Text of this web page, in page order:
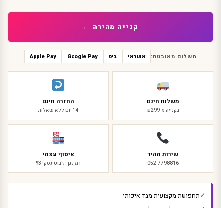
גיל
חודשים
ס"מ)
קנייה מהירה ←
תשלום מאובטח: אשראי ביט Google Pay
Apple Pay
משלוח חינם
בקנייה מ-₪299
החזרה חינם
14 יום ללא שאלות
שירות מהיר
052-7798816
איסוף עצמי
רמת גן · ז'בוטינסקי 93
תחפושת מקצועית מבד איכותי